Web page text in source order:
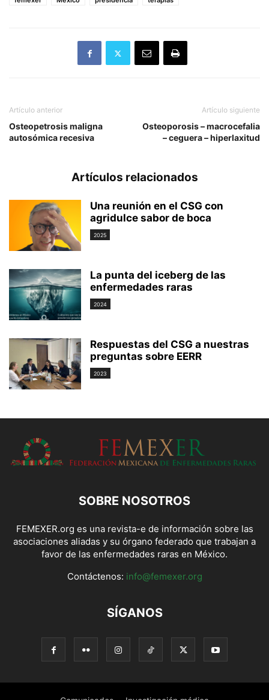
Artículo anterior
Osteopetrosis maligna
autosómica recesiva
Artículo siguiente
Osteoporosis – macrocefalia
– ceguera – hiperlaxitud
Artículos relacionados
Una reunión en el CSG con
agridulce sabor de boca
2025
La punta del iceberg de las
enfermedades raras
2024
Respuestas del CSG a nuestras
preguntas sobre EERR
2023
SOBRE NOSOTROS
FEMEXER.org es una revista-e de información sobre las
asociaciones aliadas y su órgano federado que trabajan a
favor de las enfermedades raras en México.
Contáctenos: info@femexer.org
SÍGANOS